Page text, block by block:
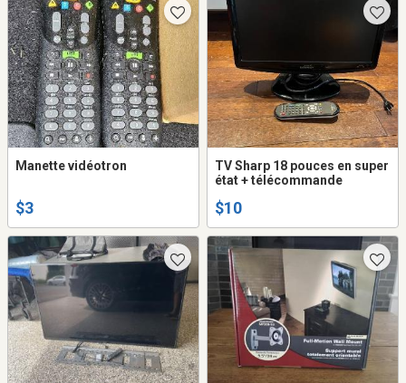
Manette vidéotron
$3
TV Sharp 18 pouces en super
état + télécommande
$10